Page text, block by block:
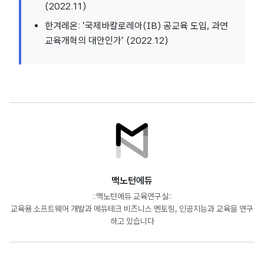
(2022.11)
한겨레온: ‘국제바칼로레아(IB) 공교육 도입, 과연
교육개혁의 대안인가’ (2022.12)
맥노턴에듀
::맥노턴에듀 교육연구실::
교육용 소프트웨어 개발과 에듀테크 비즈니스 멘토링, 인공지능과 교육을 연구
하고 있습니다